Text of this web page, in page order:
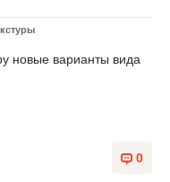
новые варианты вида
0